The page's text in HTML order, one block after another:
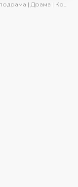
| Драма | Комедия | AlisaDirilis | Сериалы 2024